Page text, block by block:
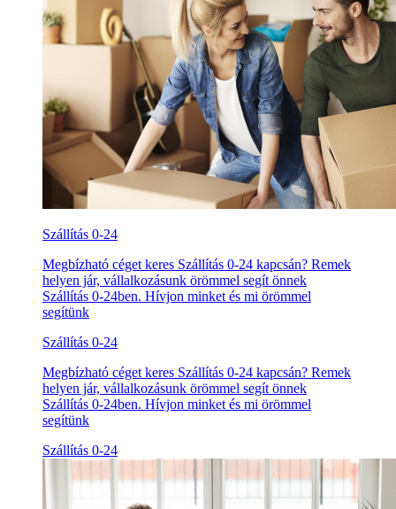
Szállítás 0-24
Megbízható céget keres Szállítás 0-24 kapcsán? Remek
helyen jár, vállalkozásunk örömmel segít önnek
Szállítás 0-24ben. Hívjon minket és mi örömmel
segítünk
Szállítás 0-24
Megbízható céget keres Szállítás 0-24 kapcsán? Remek
helyen jár, vállalkozásunk örömmel segít önnek
Szállítás 0-24ben. Hívjon minket és mi örömmel
segítünk
Szállítás 0-24